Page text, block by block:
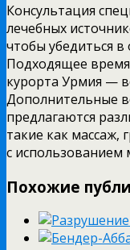
Консультация
лечебных
чтобы убедиться
Подходящее
курорта Урмия —
Дополнительные
предлагаются
такие как массаж,
с
Похожие